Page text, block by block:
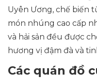
Uyên Ương, chế biến
món nhúng cao cấp
và hải sản đều được
hương vị đậm đà và
Các quán đồ